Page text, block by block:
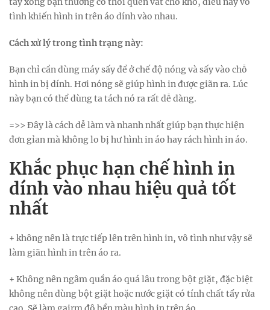
tình khiến hình in trên áo dính vào nhau.
Cách xử lý trong tình trạng này:
Bạn chỉ cần dùng máy sấy để ở chế độ nóng và sấy vào chỗ
hình in bị dính. Hơi nóng sẽ giúp hình in được giãn ra. Lúc
này bạn có thể dùng ta tách nó ra rất dễ dàng.
=>> Đây là cách dễ làm và nhanh nhất giúp bạn thực hiện
đơn gỉan mà không lo bị hư hình in áo hay rách hình in áo.
Khắc phục hạn chế hình in
dính vào nhau hiệu quả tốt
nhất
+ không nên là trực tiếp lên trên hình in, vô tình như vậy sẽ
làm giãn hình in trên áo ra.
+ Không nên ngâm quần áo quá lâu trong bột giặt, đặc biệt
không nên dùng bột giặt hoặc nước giặt có tính chất tẩy rửa